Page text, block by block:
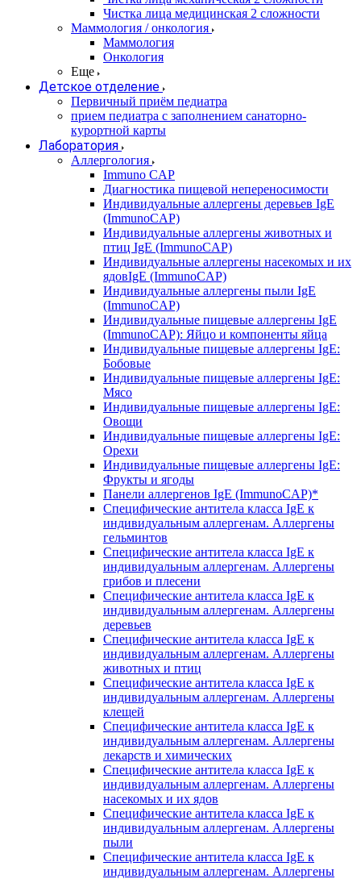
Чистка лица медицинская 2 сложности
Маммология / онкология
Маммология
Онкология
Еще
Детское отделение
Первичный приём педиатра
прием педиатра с заполнением санаторно-
курортной карты
Лаборатория
Аллергология
Immuno CAP
Диагностика пищевой непереносимости
Индивидуальные аллергены деревьев IgE
(ImmunoCAP)
Индивидуальные аллергены животных и
птиц IgE (ImmunoCAP)
Индивидуальные аллергены насекомых и их
ядовIgE (ImmunoCAP)
Индивидуальные аллергены пыли IgE
(ImmunoCAP)
Индивидуальные пищевые аллергены IgE
(ImmunoCAP): Яйцо и компоненты яйца
Индивидуальные пищевые аллергены IgE:
Бобовые
Индивидуальные пищевые аллергены IgE:
Мясо
Индивидуальные пищевые аллергены IgE:
Овощи
Индивидуальные пищевые аллергены IgE:
Орехи
Индивидуальные пищевые аллергены IgE:
Фрукты и ягоды
Панели аллергенов IgE (ImmunoCAP)*
Специфические антитела класса IgE к
индивидуальным аллергенам. Аллергены
гельминтов
Специфические антитела класса IgE к
индивидуальным аллергенам. Аллергены
грибов и плесени
Специфические антитела класса IgE к
индивидуальным аллергенам. Аллергены
деревьев
Специфические антитела класса IgE к
индивидуальным аллергенам. Аллергены
животных и птиц
Специфические антитела класса IgE к
индивидуальным аллергенам. Аллергены
клещей
Специфические антитела класса IgE к
индивидуальным аллергенам. Аллергены
лекарств и химических
Специфические антитела класса IgE к
индивидуальным аллергенам. Аллергены
насекомых и их ядов
Специфические антитела класса IgE к
индивидуальным аллергенам. Аллергены
пыли
Специфические антитела класса IgE к
индивидуальным аллергенам. Аллергены